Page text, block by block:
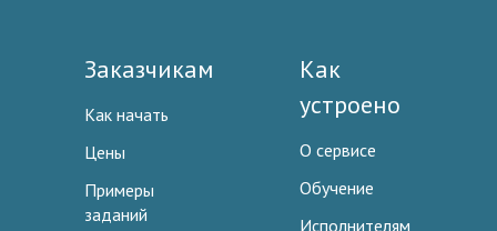
Заказчикам
Как начать
Цены
Примеры
заданий
Как
устроено
О сервисе
Обучение
Исполнителям